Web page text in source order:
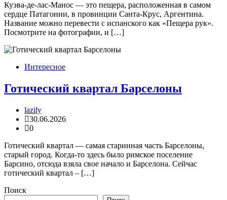
Куэва-де-лас-Манос — это пещера, расположенная в самом
сердце Патагонии, в провинции Санта-Крус, Аргентина.
Название можно перевести с испанского как «Пещера рук».
Посмотрите на фотографии, и […]
Интересное
Готический квартал Барселоны
lazily
30.06.2026
0
Готический квартал — самая старинная часть Барселоны,
старый город. Когда-то здесь было римское поселение
Барсино, отсюда взяла свое начало и Барселона. Сейчас
готический квартал – […]
Поиск